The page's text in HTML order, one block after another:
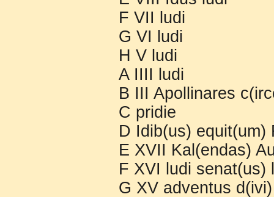
F VII ludi
G VI ludi
H V ludi
A IIII ludi
B III Apollinares
C pridie
D Idib(us)
E XVII Kal(endas)
F XVI ludi senat(us)
G XV adventus